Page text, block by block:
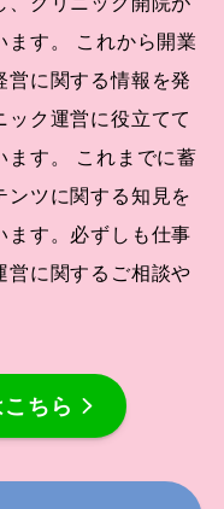
ます。 これから開業
営に関する情報を発
ク運営に役立てて
ます。 これまでに蓄
ンツに関する知見を
ます。必ずしも仕事
営に関するご相談や
ちら